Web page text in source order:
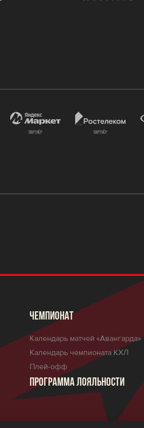
партнёр партнёр
ЧЕМПИОНАТ
Календарь матчей «Авангарда»
Календарь чемпионата КХЛ
Плей-офф
ПРОГРАММА ЛОЯЛЬНОСТИ